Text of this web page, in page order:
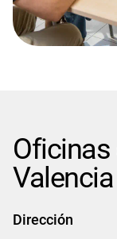
Oficinas
Valencia
Dirección